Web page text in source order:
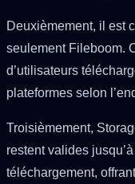
Deuxièmement, il est
seulement Fileboom.
d’utilisateurs
plateformes selon
Troisièmement,
restent valides
téléchargement,